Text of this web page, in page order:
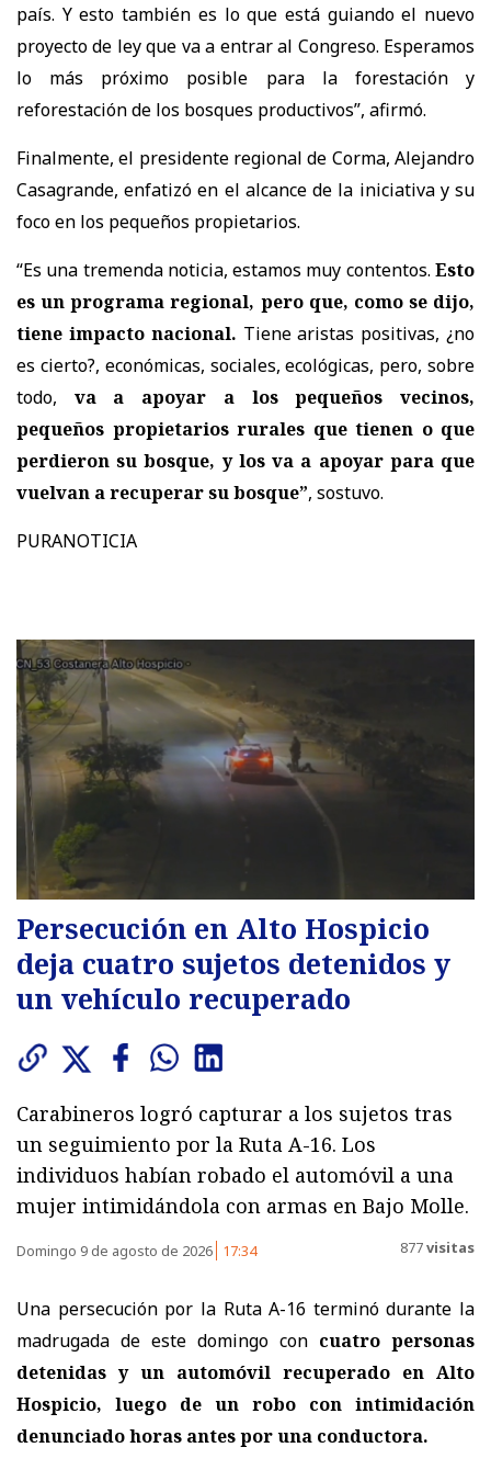
país. Y esto también es lo que está guiando el nuevo
proyecto de ley que va a entrar al Congreso. Esperamos
lo más próximo posible para la forestación y
reforestación de los bosques productivos”, afirmó.
Finalmente, el presidente regional de Corma, Alejandro
Casagrande, enfatizó en el alcance de la iniciativa y su
foco en los pequeños propietarios.
“Es una tremenda noticia, estamos muy contentos. Esto
es un programa regional, pero que, como se dijo,
tiene impacto nacional. Tiene aristas positivas, ¿no
es cierto?, económicas, sociales, ecológicas, pero, sobre
todo, va a apoyar a los pequeños vecinos,
pequeños propietarios rurales que tienen o que
perdieron su bosque, y los va a apoyar para que
vuelvan a recuperar su bosque”, sostuvo.
PURANOTICIA
Persecución en Alto Hospicio
deja cuatro sujetos detenidos y
un vehículo recuperado
Carabineros logró capturar a los sujetos tras
un seguimiento por la Ruta A-16. Los
individuos habían robado el automóvil a una
mujer intimidándola con armas en Bajo Molle.
Domingo 9 de agosto de 2026 17:34 877visitas
Una persecución por la Ruta A-16 terminó durante la
madrugada de este domingo con cuatro personas
detenidas y un automóvil recuperado en Alto
Hospicio, luego de un robo con intimidación
denunciado horas antes por una conductora.